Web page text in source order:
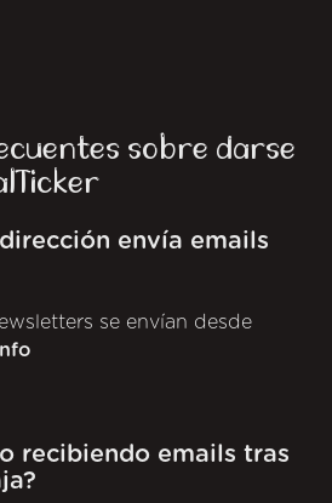
sobre darse
envía emails
se envían desde
recibiendo emails tras